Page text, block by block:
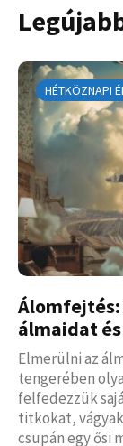
HÉTKÖZNAPI
álmaidat
Elmerülni az
tengerében
felfedezzük
titkokat,
csupán egy ősi